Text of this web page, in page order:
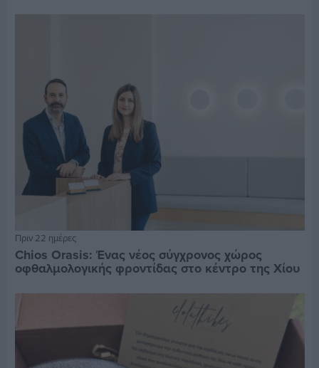
Πριν 22 ημέρες
Chios Orasis: Ένας νέος σύγχρονος χώρος
οφθαλμολογικής φροντίδας στο κέντρο της Χίου